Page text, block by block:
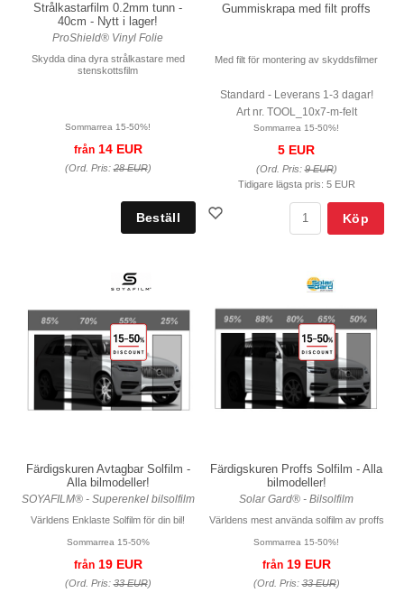
Strålkastarfilm 0.2mm tunn -
40cm - Nytt i lager!
ProShield® Vinyl Folie
Skydda dina dyra strålkastare med
stenskottsfilm
Sommarrea 15-50%!
från14 EUR
(Ord. Pris:28 EUR)
Gummiskrapa med filt proffs
Med filt för montering av skyddsfilmer
Standard - Leverans 1-3 dagar!
Art nr. TOOL_10x7-m-felt
Sommarrea 15-50%!
5 EUR
(Ord. Pris:9 EUR)
Tidigare lägsta pris: 5 EUR
Köp
Färdigskuren Avtagbar Solfilm -
Alla bilmodeller!
SOYAFILM® - Superenkel bilsolfilm
Världens Enklaste Solfilm för din bil!
Sommarrea 15-50%
från19 EUR
(Ord. Pris:33 EUR)
Färdigskuren Proffs Solfilm - Alla
bilmodeller!
Solar Gard® - Bilsolfilm
Världens mest använda solfilm av proffs
Sommarrea 15-50%!
från19 EUR
(Ord. Pris:33 EUR)